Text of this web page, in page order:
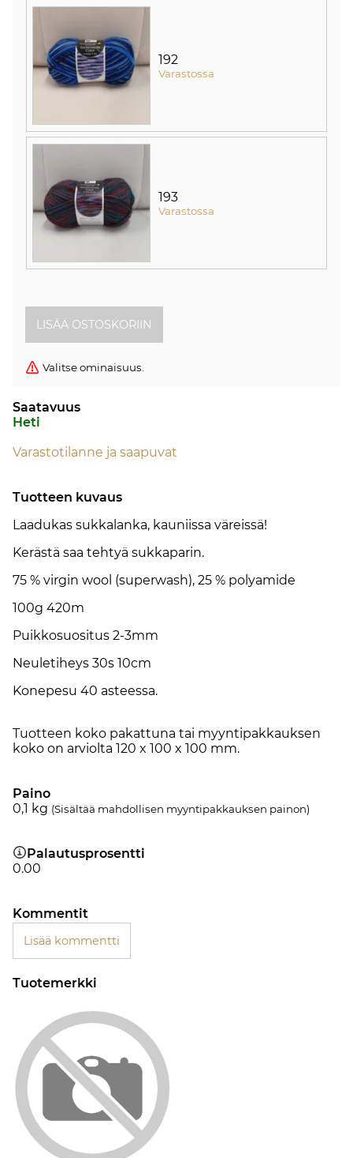
192
Varastossa
193
Varastossa
Valitse ominaisuus.
Saatavuus
Heti
Varastotilanne ja saapuvat
Tuotteen kuvaus
Laadukas sukkalanka, kauniissa väreissä!
Kerästä saa tehtyä sukkaparin.
75 % virgin wool (superwash), 25 % polyamide
100g 420m
Puikkosuositus 2-3mm
Neuletiheys 30s 10cm
Konepesu 40 asteessa.
Tuotteen koko pakattuna tai myyntipakkauksen
koko on arviolta 120 x 100 x 100 mm.
Paino
0,1 kg (Sisältää mahdollisen myyntipakkauksen painon)
Palautusprosentti
0.00
Kommentit
Lisää kommentti
Tuotemerkki